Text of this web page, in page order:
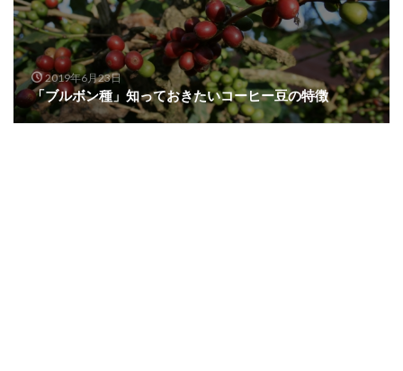
2019年6月23日
「ブルボン種」知っておきたいコーヒー豆の特徴